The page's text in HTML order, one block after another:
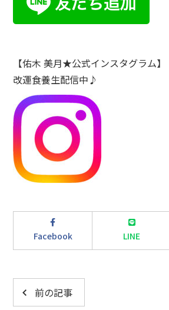
【佑木 美月★公式インスタグラム】
改運食養生配信中♪
Facebook LINE
前の記事